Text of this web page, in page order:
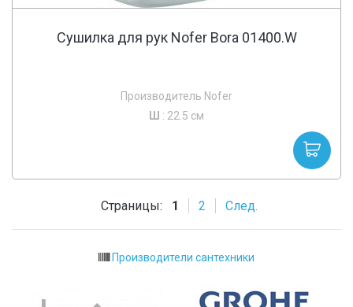
Сушилка для рук Nofer Bora 01400.W
Производитель Nofer
Ш : 22.5 см
Страницы: 1 2 След.
Производители сантехники